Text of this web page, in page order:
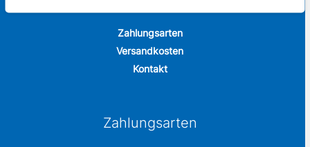
Zahlungsarten
Versandkosten
Kontakt
Zahlungsarten